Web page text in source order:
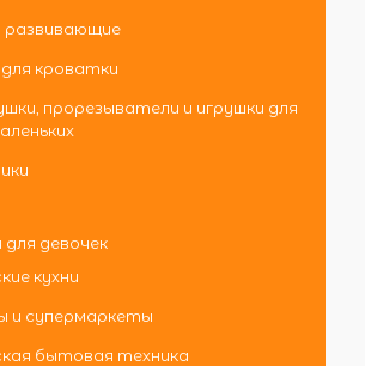
развивающие
кроватки
прорезыватели и игрушки для
для девочек
кухни
и супермаркеты
бытовая техника